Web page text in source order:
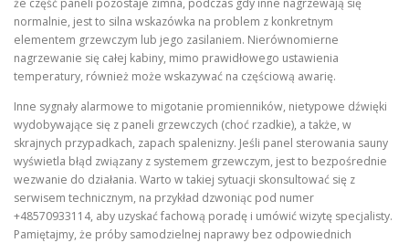
normalnie, jest to silna wskazówka na problem z konkretnym
elementem grzewczym lub jego zasilaniem. Nierównomierne
nagrzewanie się całej kabiny, mimo prawidłowego ustawienia
temperatury, również może wskazywać na częściową awarię.
Inne sygnały alarmowe to migotanie promienników, nietypowe dźwięki
wydobywające się z paneli grzewczych (choć rzadkie), a także, w
skrajnych przypadkach, zapach spalenizny. Jeśli panel sterowania sauny
wyświetla błąd związany z systemem grzewczym, jest to bezpośrednie
wezwanie do działania. Warto w takiej sytuacji skonsultować się z
serwisem technicznym, na przykład dzwoniąc pod numer
+48570933114, aby uzyskać fachową poradę i umówić wizytę specjalisty.
Pamiętajmy, że próby samodzielnej naprawy bez odpowiednich